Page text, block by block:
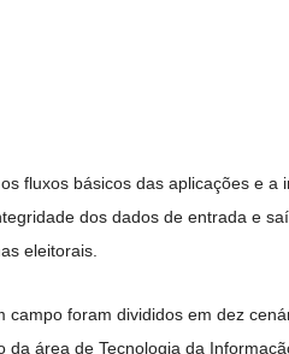
fluxos básicos das aplicações e a
dos dados de entrada e
eleitorais.
campo foram divididos em dez
da área de Tecnologia da